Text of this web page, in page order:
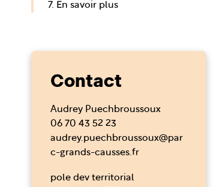
7. En savoir plus
Contact
Audrey Puechbroussoux
06 70 43 52 23
audrey.puechbroussoux@par
c-grands-causses.fr
pole dev territorial